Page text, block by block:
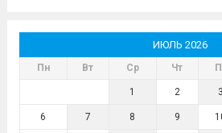
ИЮЛЬ 2026
Пн Вт Ср Чт
1 2 3
6 7 8 9